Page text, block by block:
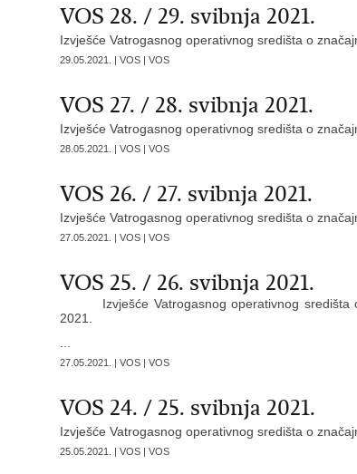
VOS 28. / 29. svibnja 2021.
Izvješće Vatrogasnog operativnog središta o
29.05.2021. | VOS | VOS
VOS 27. / 28. svibnja 2021.
Izvješće Vatrogasnog operativnog središta o
28.05.2021. | VOS | VOS
VOS 26. / 27. svibnja 2021.
Izvješće Vatrogasnog operativnog središta o
27.05.2021. | VOS | VOS
VOS 25. / 26. svibnja 2021.
Izvješće Vatrogasnog operativnog
2021.
27.05.2021. | VOS | VOS
VOS 24. / 25. svibnja 2021.
Izvješće Vatrogasnog operativnog središta o
25.05.2021. | VOS | VOS